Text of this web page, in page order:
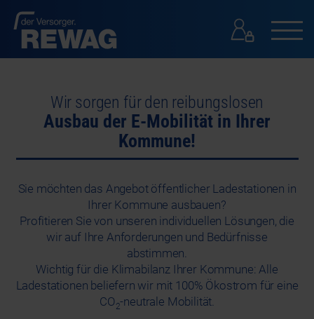
GESCHÄFTSKUNDEN
GESCHÄFTSKUNDEN
PRESSE KONTAKT
SUCHE
Wir sorgen für den reibungslosen
Ausbau der E-Mobilität in Ihrer
Kommune!
Sie möchten das Angebot öffentlicher Ladestationen in
Ihrer Kommune ausbauen?
Profitieren Sie von unseren individuellen Lösungen, die
wir auf Ihre Anforderungen und Bedürfnisse
abstimmen.
Wichtig für die Klimabilanz Ihrer Kommune: Alle
Ladestationen beliefern wir mit 100% Ökostrom für eine
CO2-neutrale Mobilität.